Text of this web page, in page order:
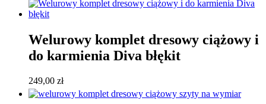
Welurowy komplet dresowy ciążowy i
do karmienia Diva błękit
249,00 zł